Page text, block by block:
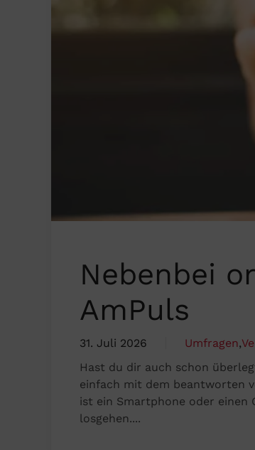
Nebenbei
AmPuls
31. Juli 2026 Umfragen,
Hast du dir auch schon
einfach mit dem beantworten
ist ein Smartphone oder einen
losgehen....